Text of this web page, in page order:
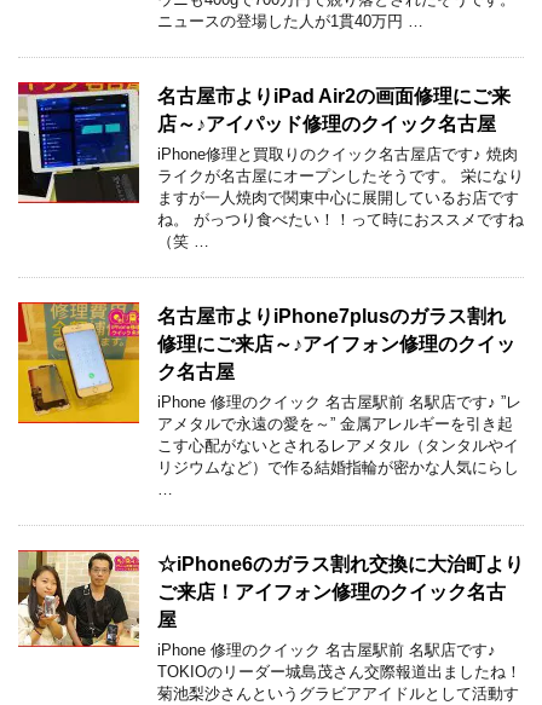
ニュースの登場した人が1貫40万円 …
名古屋市よりiPad Air2の画面修理にご来
店～♪アイパッド修理のクイック名古屋
iPhone修理と買取りのクイック名古屋店です♪ 焼肉
ライクが名古屋にオープンしたそうです。 栄になり
ますが一人焼肉で関東中心に展開しているお店です
ね。 がっつり食べたい！！って時におススメですね
（笑 …
名古屋市よりiPhone7plusのガラス割れ
修理にご来店～♪アイフォン修理のクイッ
ク名古屋
iPhone 修理のクイック 名古屋駅前 名駅店です♪ ”レ
アメタルで永遠の愛を～” 金属アレルギーを引き起
こす心配がないとされるレアメタル（タンタルやイ
リジウムなど）で作る結婚指輪が密かな人気にらし
…
☆iPhone6のガラス割れ交換に大治町より
ご来店！アイフォン修理のクイック名古
屋
iPhone 修理のクイック 名古屋駅前 名駅店です♪
TOKIOのリーダー城島茂さん交際報道出ましたね！
菊池梨沙さんというグラビアアイドルとして活動す